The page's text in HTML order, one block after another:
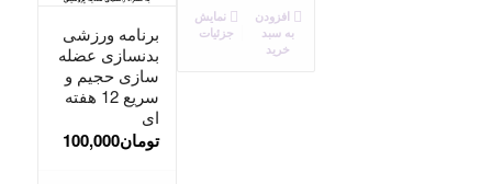
برنامه ورزشی
بدنسازی عضله
سازی حجیم و
سریع 12 هفته
ای
تومان100,000
افزودن
به سبد
خرید
نمایش
جزئیات